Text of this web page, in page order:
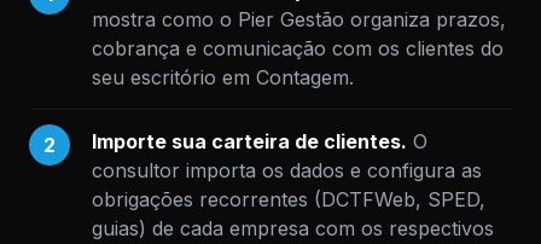
mostra como o Pier Gestão organiza prazos,
cobrança e comunicação com os clientes do
seu escritório em Contagem.
2 Importe sua carteira de clientes. O
consultor importa os dados e configura as
obrigações recorrentes (DCTFWeb, SPED,
guias) de cada empresa com os respectivos